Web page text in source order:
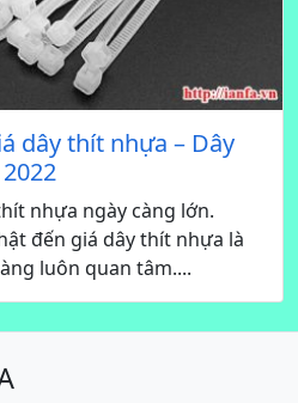
dây thít nhựa – Dây
nhựa ngày càng lớn.
đến giá dây thít nhựa là
luôn quan tâm....